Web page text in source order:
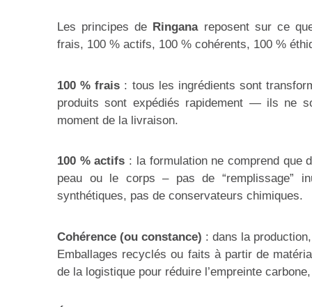
Les principes de Ringanareposent sur ce
frais, 100 % actifs, 100 % cohérents, 100 %
100 % frais : tous les ingrédients sont
produits sont expédiés rapidement — ils ne
moment de la livraison.
100 % actifs : la formulation ne comprend que
peau ou le corps – pas de “remplissage”
synthétiques, pas de conservateurs chimiques.
Cohérence (ou constance) : dans la
Emballages recyclés ou faits à partir de
de la logistique pour réduire l’empreinte